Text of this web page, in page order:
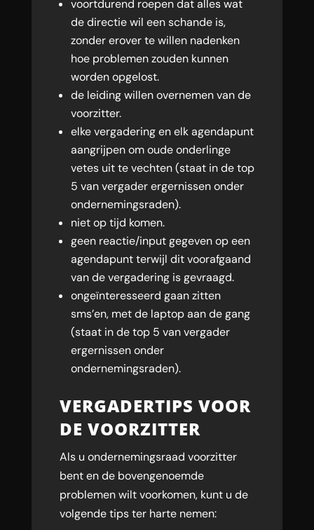
voortdurend roepen dat alles wat
de directie wil een schande is,
zonder erover te willen nadenken
hoe problemen zouden kunnen
worden opgelost.
de leiding willen overnemen van de
voorzitter.
elke vergadering en elk agendapunt
aangrijpen om oude onderlinge
vetes uit te vechten (staat in de top
5 van vergader ergernissen onder
ondernemingsraden).
niet op tijd komen.
geen reactie/input gegeven op een
agendapunt terwijl dit voorafgaand
van de vergadering is gevraagd.
ongeïnteresseerd gaan zitten
sms’en, met de laptop aan de gang
(staat in de top 5 van vergader
ergernissen onder
ondernemingsraden).
VERGADERTIPS VOOR
DE VOORZITTER
Als u ondernemingsraad voorzitter
bent en de bovengenoemde
problemen wilt voorkomen, kunt u de
volgende tips ter harte nemen: